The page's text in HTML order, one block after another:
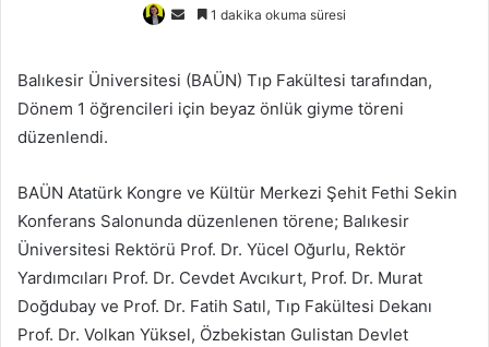
Bir
göndermek
1 dakika okuma süresi
Balıkesir Üniversitesi (BAÜN) Tıp Fakültesi tarafından,
Dönem 1 öğrencileri için beyaz önlük giyme töreni
düzenlendi.
BAÜN Atatürk Kongre ve Kültür Merkezi Şehit Fethi Sekin
Konferans Salonunda düzenlenen törene; Balıkesir
Üniversitesi Rektörü Prof. Dr. Yücel Oğurlu, Rektör
Yardımcıları Prof. Dr. Cevdet Avcıkurt, Prof. Dr. Murat
Doğdubay ve Prof. Dr. Fatih Satıl, Tıp Fakültesi Dekanı
Prof. Dr. Volkan Yüksel, Özbekistan Gulistan Devlet